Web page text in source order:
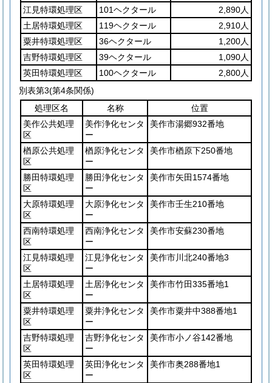
江見特環処理区
101ヘクタール
2,890人
土居特環処理区
119ヘクタール
2,910人
粟井特環処理区
36ヘクタール
1,200人
吉野特環処理区
39ヘクタール
1,090人
英田特環処理区
100ヘクタール
2,800人
別表第3(第4条関係)
処理区名
名称
位置
美作公共処理
区
美作浄化センタ
ー
美作市湯郷932番地
楢原公共処理
区
楢原浄化センタ
ー
美作市楢原下250番地
勝田特環処理
区
勝田浄化センタ
ー
美作市矢田1574番地
大原特環処理
区
大原浄化センタ
ー
美作市壬生210番地
西南特環処理
区
西南浄化センタ
ー
美作市安蘇230番地
江見特環処理
区
江見浄化センタ
ー
美作市川北240番地3
土居特環処理
区
土居浄化センタ
ー
美作市竹田335番地1
粟井特環処理
区
粟井浄化センタ
ー
美作市粟井中388番地1
吉野特環処理
区
吉野浄化センタ
ー
美作市小ノ谷142番地
英田特環処理
区
英田浄化センタ
ー
美作市奥288番地1